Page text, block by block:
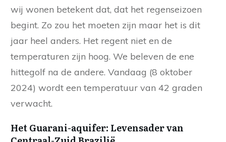
wij wonen betekent dat, dat het regenseizoen
begint. Zo zou het moeten zijn maar het is dit
jaar heel anders. Het regent niet en de
temperaturen zijn hoog. We beleven de ene
hittegolf na de andere. Vandaag (8 oktober
2024) wordt een temperatuur van 42 graden
verwacht.
Het Guarani-aquifer: Levensader van